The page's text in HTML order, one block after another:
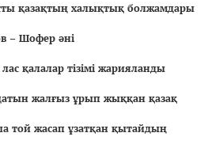
қазақтың халықтық болжамдары
– Шофер әні
қалалар тізімі жарияланды
жалғыз ұрып жыққан қазақ
той жасап ұзатқан қытайдың